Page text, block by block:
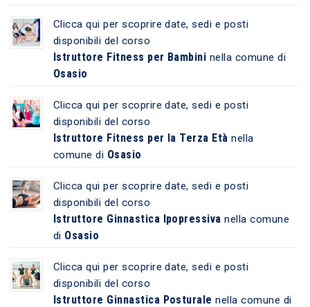
Clicca qui per scoprire date, sedi e posti
disponibili del corso
Istruttore Fitness per Bambini nella comune di
Osasio
Clicca qui per scoprire date, sedi e posti
disponibili del corso
Istruttore Fitness per la Terza Età nella
comune di Osasio
Clicca qui per scoprire date, sedi e posti
disponibili del corso
Istruttore Ginnastica Ipopressiva nella comune
di Osasio
Clicca qui per scoprire date, sedi e posti
disponibili del corso
Istruttore Ginnastica Posturale nella comune di